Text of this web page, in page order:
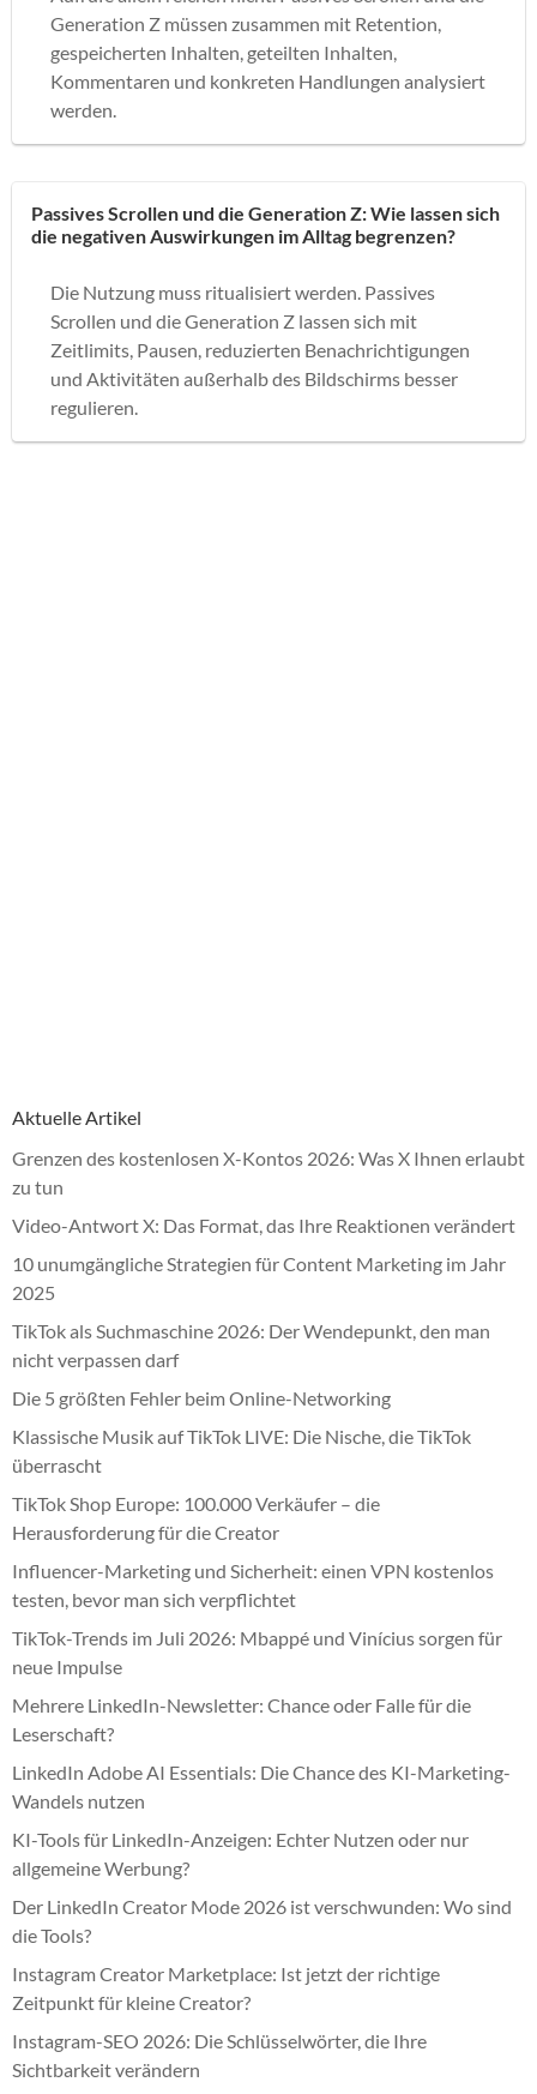
Generation Z müssen zusammen mit Retention,
gespeicherten Inhalten, geteilten Inhalten,
Kommentaren und konkreten Handlungen analysiert
werden.
Passives Scrollen und die Generation Z: Wie lassen sich
die negativen Auswirkungen im Alltag begrenzen?
Die Nutzung muss ritualisiert werden. Passives
Scrollen und die Generation Z lassen sich mit
Zeitlimits, Pausen, reduzierten Benachrichtigungen
und Aktivitäten außerhalb des Bildschirms besser
regulieren.
Aktuelle Artikel
Grenzen des kostenlosen X-Kontos 2026: Was X Ihnen erlaubt
zu tun
Video-Antwort X: Das Format, das Ihre Reaktionen verändert
10 unumgängliche Strategien für Content Marketing im Jahr
2025
TikTok als Suchmaschine 2026: Der Wendepunkt, den man
nicht verpassen darf
Die 5 größten Fehler beim Online-Networking
Klassische Musik auf TikTok LIVE: Die Nische, die TikTok
überrascht
TikTok Shop Europe: 100.000 Verkäufer – die
Herausforderung für die Creator
Influencer-Marketing und Sicherheit: einen VPN kostenlos
testen, bevor man sich verpflichtet
TikTok-Trends im Juli 2026: Mbappé und Vinícius sorgen für
neue Impulse
Mehrere LinkedIn-Newsletter: Chance oder Falle für die
Leserschaft?
LinkedIn Adobe AI Essentials: Die Chance des KI-Marketing-
Wandels nutzen
KI-Tools für LinkedIn-Anzeigen: Echter Nutzen oder nur
allgemeine Werbung?
Der LinkedIn Creator Mode 2026 ist verschwunden: Wo sind
die Tools?
Instagram Creator Marketplace: Ist jetzt der richtige
Zeitpunkt für kleine Creator?
Instagram-SEO 2026: Die Schlüsselwörter, die Ihre
Sichtbarkeit verändern